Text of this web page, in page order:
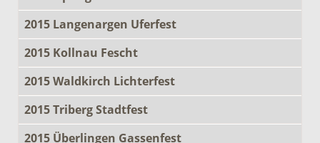
2015 Langenargen Uferfest
2015 Kollnau Fescht
2015 Waldkirch Lichterfest
2015 Triberg Stadtfest
2015 Überlingen Gassenfest